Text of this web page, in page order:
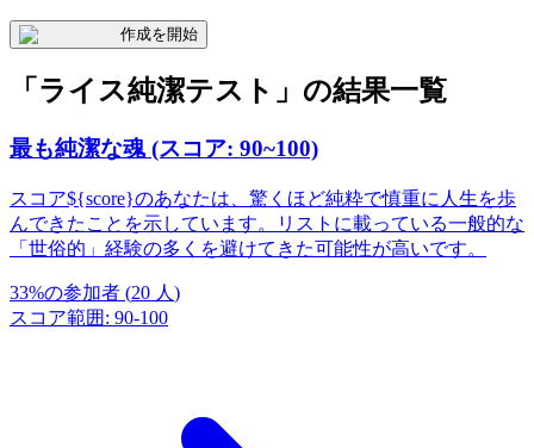
作成を開始
「ライス純潔テスト」の結果一覧
最も純潔な魂 (スコア: 90~100)
スコア${score}のあなたは、驚くほど純粋で慎重に人生を歩
んできたことを示しています。リストに載っている一般的な
「世俗的」経験の多くを避けてきた可能性が高いです。
33%の参加者 (20 人 )
スコア範囲 : 90-100